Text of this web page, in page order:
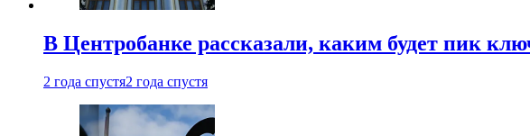
В Центробанке рассказали, каким будет пик
2 года спустя2 года спустя